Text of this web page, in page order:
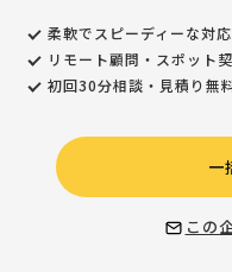
柔軟でスピーディーな対応
リモート顧問・スポット
初回30分相談・見積り無
一
この